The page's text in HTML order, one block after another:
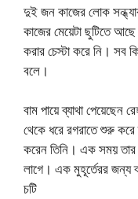
দুই জন কাজের লোক
কাজের মেয়েটা ছুটিতে
করার চেস্টা করে নি। সব
বলে।
বাম পায়ে ব্যাথা পেয়েছেন
থেকে ধরে রগরাতে শুরু
করেন তিনি। এক সময় তার
লাগে। এক মুহূর্তেরর জন্য
চটি